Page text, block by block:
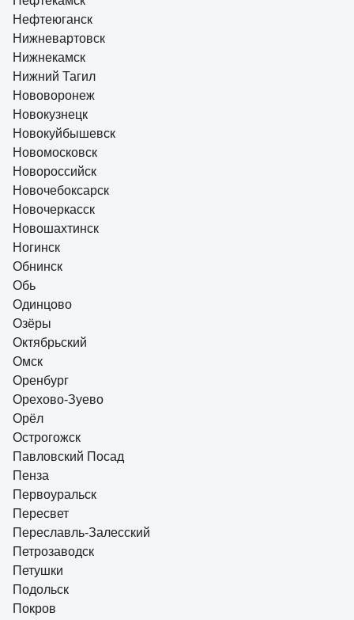
Нефтеюганск
Нижневартовск
Нижнекамск
Нижний Тагил
Нововоронеж
Новокузнецк
Новокуйбышевск
Новомосковск
Новороссийск
Новочебоксарск
Новочеркасск
Новошахтинск
Ногинск
Обнинск
Обь
Одинцово
Озёры
Октябрьский
Омск
Оренбург
Орехово-Зуево
Орёл
Острогожск
Павловский Посад
Пенза
Первоуральск
Пересвет
Переславль-Залесский
Петрозаводск
Петушки
Подольск
Покров